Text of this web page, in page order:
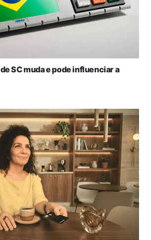
SC muda e pode influenciar a